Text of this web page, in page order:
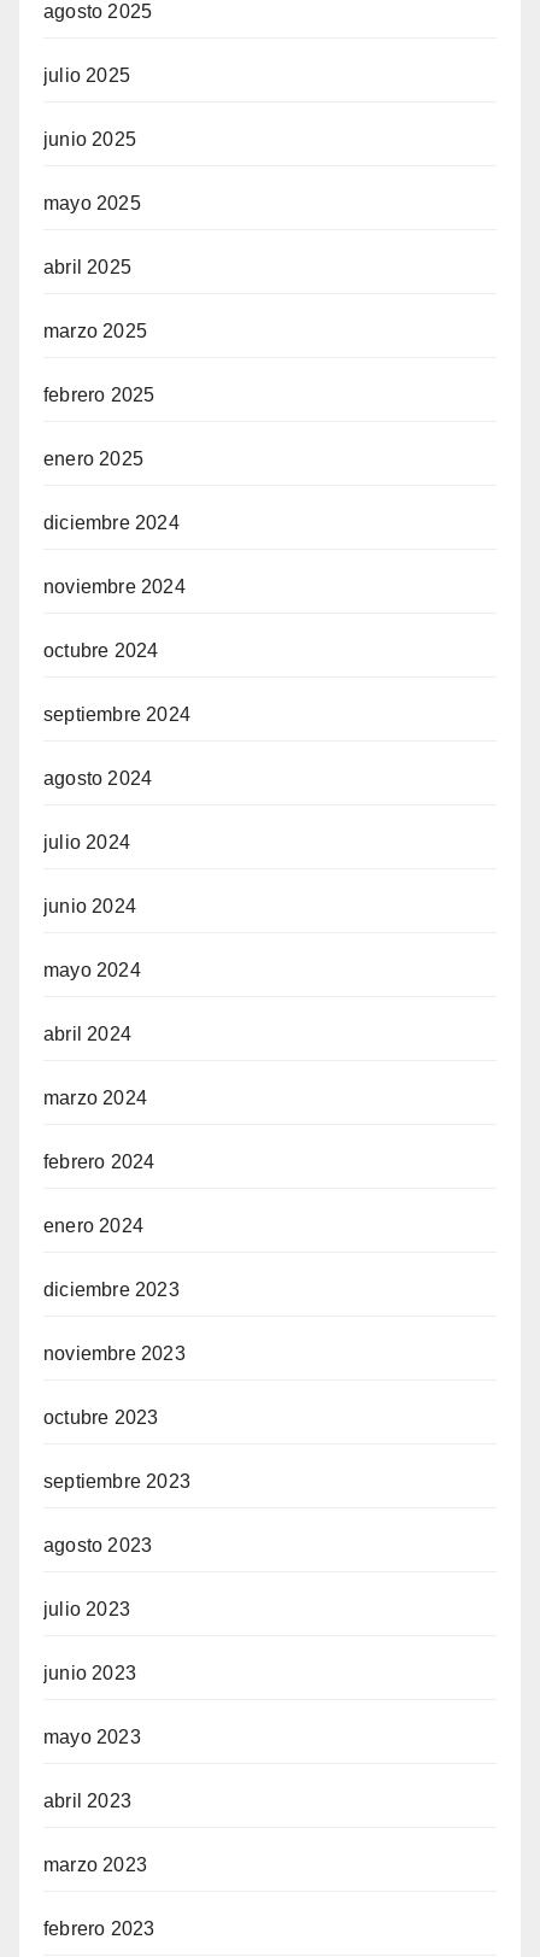
agosto 2025
julio 2025
junio 2025
mayo 2025
abril 2025
marzo 2025
febrero 2025
enero 2025
diciembre 2024
noviembre 2024
octubre 2024
septiembre 2024
agosto 2024
julio 2024
junio 2024
mayo 2024
abril 2024
marzo 2024
febrero 2024
enero 2024
diciembre 2023
noviembre 2023
octubre 2023
septiembre 2023
agosto 2023
julio 2023
junio 2023
mayo 2023
abril 2023
marzo 2023
febrero 2023